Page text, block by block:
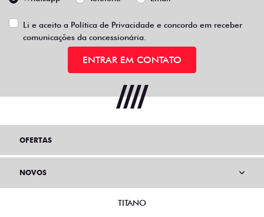
Li e aceito a Política de Privacidade e concordo em receber
comunicações da concessionária.
ENTRAR EM CONTATO
OFERTAS
NOVOS
TITANO